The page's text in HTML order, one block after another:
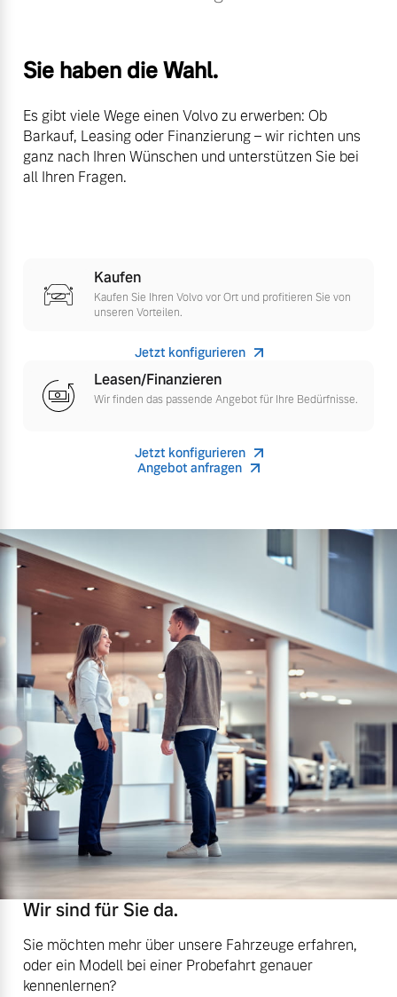
Sofort verfügbare Fahrzeuge
Editionsmodelle
Jetzt kennenlernen
Bitte sprechen Sie uns
direkt an.
Mehr erfahren
Finanzierung & Leasing
Versicherung
Sie haben die Wahl.
Es gibt viele Wege einen Volvo zu erwerben: Ob
Barkauf, Leasing oder Finanzierung – wir richten uns
ganz nach Ihren Wünschen und unterstützen Sie bei
all Ihren Fragen.
Kaufen
Kaufen Sie Ihren Volvo vor Ort und profitieren Sie von
unseren Vorteilen.
Jetzt konfigurieren
Leasen/Finanzieren
Wir finden das passende Angebot für Ihre Bedürfnisse.
Jetzt konfigurieren
Angebot anfragen
Wir sind für Sie da.
Sie möchten mehr über unsere Fahrzeuge erfahren,
oder ein Modell bei einer Probefahrt genauer
kennenlernen?